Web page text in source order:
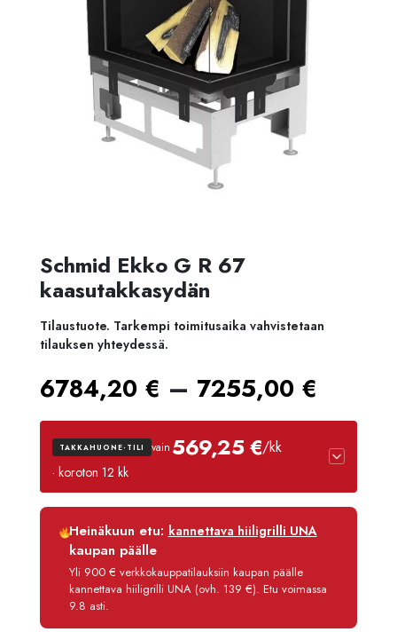
Schmid Ekko G R 67
kaasutakkasydän
Tilaustuote. Tarkempi toimitusaika vahvistetaan
tilauksen yhteydessä.
6784,20 € – 7255,00 €
TAKKAHUONE-TILI vain 569,25 €/kk
· koroton 12 kk
Luottoaika
12 kk
Korko
Käsittelymaksu
3,90 €/kk
Maksettava yhteensä
6 831,00 €
Heinäkuun etu: kannettava hiiligrilli UNA
kaupan päälle
Yli 900 € verkkokauppatilauksiin kaupan päälle
kannettava hiiligrilli UNA (ovh. 139 €). Etu voimassa
9.8 asti.